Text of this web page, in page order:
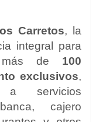
Carretos, la
integral para
más de 100
exclusivos,
servicios
cajero